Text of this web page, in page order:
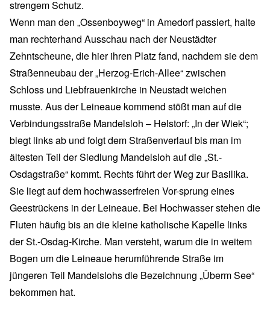
strengem Schutz.
Wenn man den „Ossenboyweg“ in Amedorf passiert, halte
man rechterhand Ausschau nach der Neustädter
Zehntscheune, die hier ihren Platz fand, nachdem sie dem
Straßenneubau der „Herzog-Erich-Allee“ zwischen
Schloss und Liebfrauenkirche in Neustadt weichen
musste. Aus der Leineaue kommend stößt man auf die
Verbindungsstraße Mandelsloh – Helstorf: „In der Wiek“;
biegt links ab und folgt dem Straßenverlauf bis man im
ältesten Teil der Siedlung Mandelsloh auf die „St.-
Osdagstraße“ kommt. Rechts führt der Weg zur Basilika.
Sie liegt auf dem hochwasserfreien Vor-sprung eines
Geestrückens in der Leineaue. Bei Hochwasser stehen die
Fluten häufig bis an die kleine katholische Kapelle links
der St.-Osdag-Kirche. Man versteht, warum die in weitem
Bogen um die Leineaue herumführende Straße im
jüngeren Teil Mandelslohs die Bezeichnung „Überm See“
bekommen hat.